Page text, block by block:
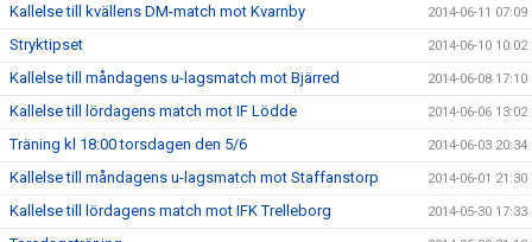
Kallelse till kvällens DM-match mot Kvarnby 2014-06-11 07:09
Stryktipset 2014-06-10 10:02
Kallelse till måndagens u-lagsmatch mot Bjärred 2014-06-08 17:10
Kallelse till lördagens match mot IF Lödde 2014-06-06 13:02
Träning kl 18:00 torsdagen den 5/6 2014-06-03 20:34
Kallelse till måndagens u-lagsmatch mot Staffanstorp 2014-06-01 21:30
Kallelse till lördagens match mot IFK Trelleborg 2014-05-30 17:33